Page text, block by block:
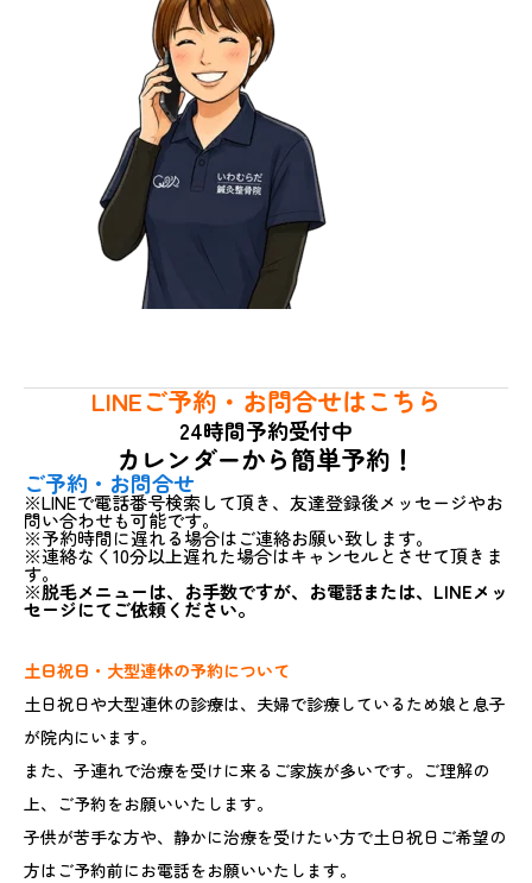
LINEご予約・お問合せはこちら
24時間予約受付中
カレンダーから簡単予約！
ご予約・お問合せ
※LINEで電話番号検索して頂き、友達登録後メッセージやお
問い合わせも可能です。
※予約時間に遅れる場合はご連絡お願い致します。
※連絡なく10分以上遅れた場合はキャンセルとさせて頂きま
す。
※脱毛メニューは、お手数ですが、お電話または、LINEメッ
セージにてご依頼ください。
土日祝日・大型連休の予約について
土日祝日や大型連休の診療は、夫婦で診療しているため娘と息子
が院内にいます。
また、子連れで治療を受けに来るご家族が多いです。ご理解の
上、ご予約をお願いいたします。
子供が苦手な方や、静かに治療を受けたい方で土日祝日ご希望の
方はご予約前にお電話をお願いいたします。